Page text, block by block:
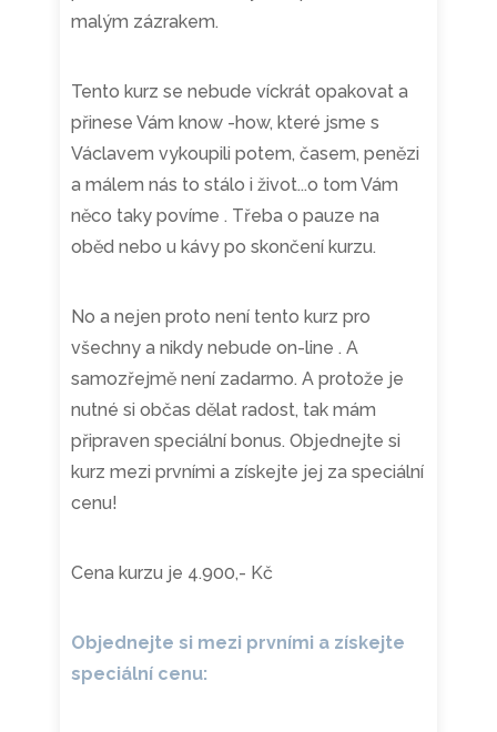
malým zázrakem.
Tento kurz se nebude víckrát opakovat a
přinese Vám know -how, které jsme s
Václavem vykoupili potem, časem, penězi
a málem nás to stálo i život...o tom Vám
něco taky povíme . Třeba o pauze na
oběd nebo u kávy po skončení kurzu.
No a nejen proto není tento kurz pro
všechny a nikdy nebude on-line . A
samozřejmě není zadarmo. A protože je
nutné si občas dělat radost, tak mám
připraven speciální bonus. Objednejte si
kurz mezi prvními a získejte jej za speciální
cenu!
Cena kurzu je 4.900,- Kč
Objednejte si mezi prvními a získejte
speciální cenu: